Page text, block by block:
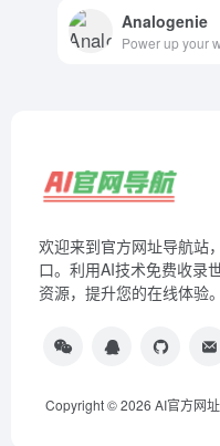
Analogenie
欢迎来到官方网址导航站
口。利用AI技术免费收录
资源，提升您的在线体验。
Copyright © 2026 AI官方网